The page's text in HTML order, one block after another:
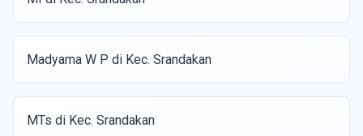
Madyama W P di Kec. Srandakan
MTs di Kec. Srandakan